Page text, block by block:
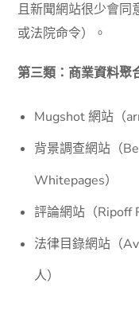
且新聞網站很少會同
或法院命令）。
第三類：商業資料聚
Mugshot 網站（
背景調查網站（
Whitepages）
評論網站（Ripoff
法律目錄網站（
人）